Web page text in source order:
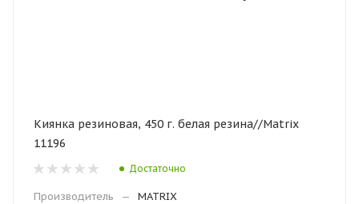
Киянка резиновая, 450 г. белая резина//Matrix
11196
Достаточно
Производитель —
MATRIX